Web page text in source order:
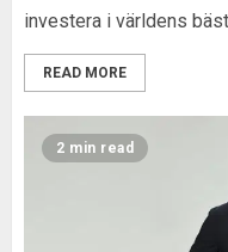
investera i världens
READ MORE
2 min read